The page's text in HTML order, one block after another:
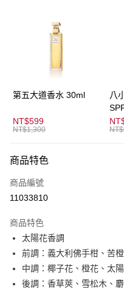
合作金庫商業銀行
上海商業儲蓄銀行
國泰世華商業銀行
臺灣中小企業銀行
匯豐（台灣）商業銀行
元大商業銀行
台灣樂天信用卡公司
超商取貨付款
悠遊付
全盈+PAY
AFTEE先享後付
便利好安心！
１．簡單：不需註冊會員、不需綁
２．便利：只要手機號碼，簡訊
３．安心：先確認商品／服務後
【「AFTEE先享後付」結帳流程
運送方式
全家取貨付款
每筆NT$80，滿NT$1,500(含
第五大道香水 30ml
NT$599
NT$1,300
八
商品特色
商品編號
11033810
商品特色
太陽花香調
前調：義大利佛手柑、苦
中調：椰子花、橙花、太
後調：香草莢、雪松木、